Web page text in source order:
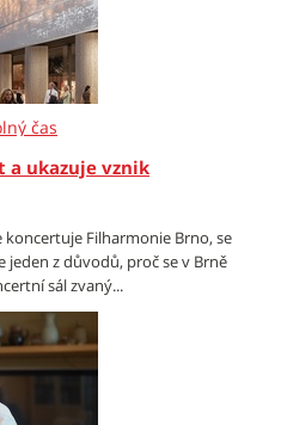
čas
a ukazuje vznik
Filharmonie Brno, se
jeden z důvodů, proč se v Brně
sál zvaný...